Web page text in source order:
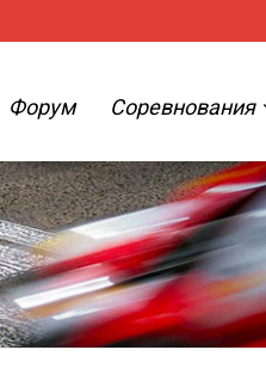
Форум Соревнования